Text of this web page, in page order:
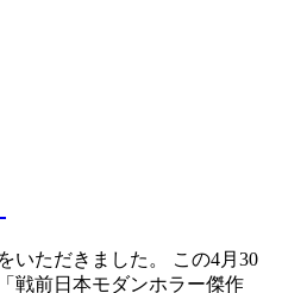
いただきました。 この4月30
戦前日本モダンホラー傑作